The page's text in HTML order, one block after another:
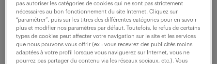
Spécifications des Besoins...
voir l'offre
pas autoriser les catégories de cookies qui ne sont pas strictement
nécessaires au bon fonctionnement du site Internet. Cliquez sur
“paramétrer”, puis sur les titres des différentes catégories pour en savoir
plus et modifier nos paramètres par défaut. Toutefois, le refus de certains
types de cookies peut affecter votre navigation sur le site et les services
que nous pouvons vous offrir (ex : vous recevrez des publicités moins
adaptées à votre profil lorsque vous naviguerez sur Internet, vous ne
pourrez pas partager du contenu via les réseaux sociaux, etc.). Vous